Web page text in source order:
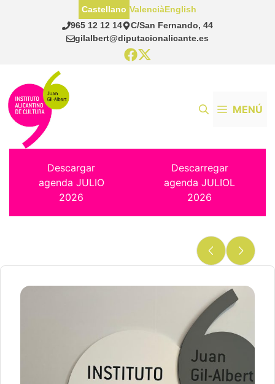
965 12 12 14
C/San Fernando, 44
gilalbert@diputacionalicante.es
Castellano ValenciàEnglish
MENÚ
Descargar
agenda JULIO
2026
Descarregar
agenda JULIOL
2026